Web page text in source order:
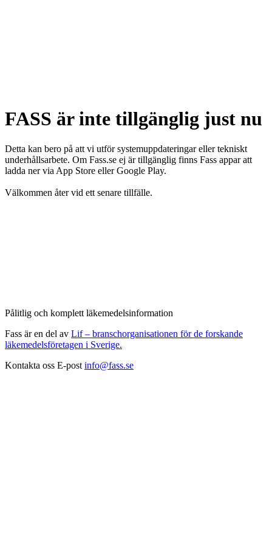
FASS är inte tillgänglig just nu
Detta kan bero på att vi utför systemuppdateringar eller tekniskt
underhållsarbete. Om Fass.se ej är tillgänglig finns Fass appar att
ladda ner via App Store eller Google Play.
Välkommen åter vid ett senare tillfälle.
Pålitlig och komplett läkemedelsinformation
Fass är en del av Lif – branschorganisationen för de forskande
läkemedelsföretagen i Sverige.
Kontakta oss E-post info@fass.se